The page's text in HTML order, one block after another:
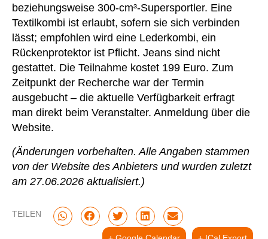
beziehungsweise 300-cm³-Supersportler. Eine
Textilkombi ist erlaubt, sofern sie sich verbinden
lässt; empfohlen wird eine Lederkombi, ein
Rückenprotektor ist Pflicht. Jeans sind nicht
gestattet. Die Teilnahme kostet 199 Euro. Zum
Zeitpunkt der Recherche war der Termin
ausgebucht – die aktuelle Verfügbarkeit erfragt
man direkt beim Veranstalter. Anmeldung über die
Website.
(Änderungen vorbehalten. Alle Angaben stammen
von der Website des Anbieters und wurden zuletzt
am 27.06.2026 aktualisiert.)
TEILEN